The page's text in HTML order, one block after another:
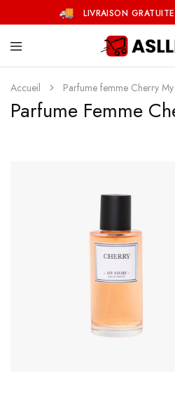
LIVRAISON
Accueil Parfume femme Cherry
Parfume Femme